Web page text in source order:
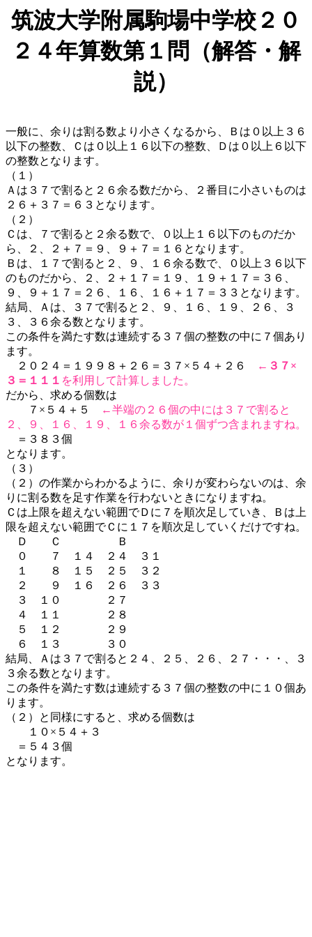
筑波大学附属駒場中学校２０
２４年算数第１問（解答・解
説）
一般に、余りは割る数より小さくなるから、Ｂは０以上３６
以下の整数、Ｃは０以上１６以下の整数、Ｄは０以上６以下
の整数となります。
（１）
Ａは３７で割ると２６余る数だから、２番目に小さいものは
２６＋３７＝６３となります。
（２）
Ｃは、７で割ると２余る数で、０以上１６以下のものだか
ら、２、２＋７＝９、９＋７＝１６となります。
Ｂは、１７で割ると２、９、１６余る数で、０以上３６以下
のものだから、２、２＋１７＝１９、１９＋１７＝３６、
９、９＋１７＝２６、１６、１６＋１７＝３３となります。
結局、Ａは、３７で割ると２、９、１６、１９、２６、３
３、３６余る数となります。
この条件を満たす数は連続する３７個の整数の中に７個あり
ます。
２０２４＝１９９８＋２６＝３７×５４＋２６
← ３７×
３＝１１１ を利用して計算しました。
だから、求める個数は
７×５４＋５
←半端の２６個の中には３７で割ると
２、９、１６、１９、１６余る数が１個ずつ含まれますね。
＝３８３個
となります。
（３）
（２）の作業からわかるように、余りが変わらないのは、余
りに割る数を足す作業を行わないときになりますね。
Ｃは上限を超えない範囲でＤに７を順次足していき、Ｂは上
限を超えない範囲でＣに１７を順次足していくだけですね。
Ｄ Ｃ Ｂ
０ ７ １４ ２４ ３１
１ ８ １５ ２５ ３２
２ ９ １６ ２６ ３３
３ １０ ２７
４ １１ ２８
５ １２ ２９
６ １３ ３０
結局、Ａは３７で割ると２４、２５、２６、２７・・・、３
３余る数となります。
この条件を満たす数は連続する３７個の整数の中に１０個あ
ります。
（２）と同様にすると、求める個数は
１０×５４＋３
＝５４３個
となります。